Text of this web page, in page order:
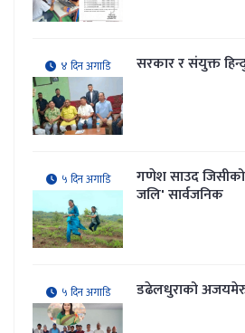
४ दिन अगाडि सरकार र संयुक्त
५ दिन अगाडि गणेश साउद
जलि' सार्वजनिक
५ दिन अगाडि डढेलधुराको